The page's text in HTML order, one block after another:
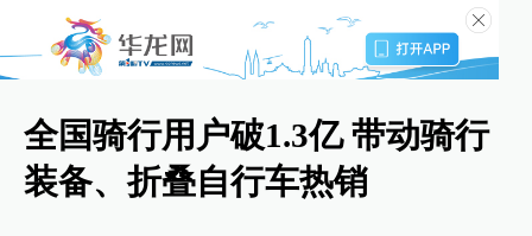
全国骑行用户破1.3亿 带动骑行
装备、折叠自行车热销